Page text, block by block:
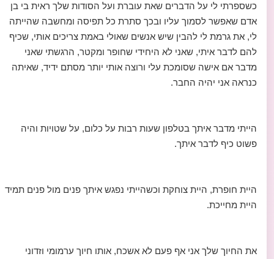
כשספרתי לי על הדברים שאת עוברת ועל הסודות שלך ראית בי בן
אדם שאפשר לסמוך עליו ובכך סתרת כל תפיסה ומחשבה שהייתה
לי, את גרמת לי להבין שיש אנשים שאולי באמת צריכים אותי, שכיף
להם לדבר איתי, שאני לא היחידי שחופר ומקטר, הרגשתי שאני
מדבר אם אישה שסומכת עלי ורוצה אותי יותר מסתם ידיד, שאיתה
כנראה אני יהיה החבר.
הייתי מדבר איתך בטלפון שעות רבות על כלום, על שטויות והיה
פשוט כיף לדבר איתך.
היית חופרת, היית צוחקת וכשהייתי נפגש איתך פנים מול פנים תמיד
היית מחייכת.
את החיוך שלך אני אף פעם לא אשכח, אותו חיוך ערמומי וזדוני